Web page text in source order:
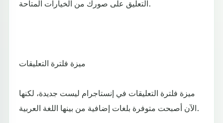
التعليق على صورك من الخيارات المتاحة.
ميزة فلترة التعليقات
ميزة فلترة التعليقات في إنستاجرام ليست جديدة، لكنها
الآن أصبحت متوفرة بلغات إضافية من بينها اللغة العربية.